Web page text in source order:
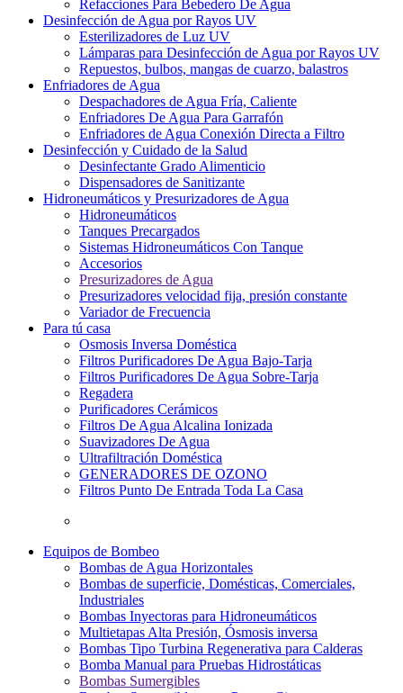
Refacciones Para Bebedero De Agua
Desinfección de Agua por Rayos UV
Esterilizadores de Luz UV
Lámparas para Desinfección de Agua por Rayos UV
Repuestos, bulbos, mangas de cuarzo, balastros
Enfriadores de Agua
Despachadores de Agua Fría, Caliente
Enfriadores De Agua Para Garrafón
Enfriadores de Agua Conexión Directa a Filtro
Desinfección y Cuidado de la Salud
Desinfectante Grado Alimenticio
Dispensadores de Sanitizante
Hidroneumáticos y Presurizadores de Agua
Hidroneumáticos
Tanques Precargados
Sistemas Hidroneumáticos Con Tanque
Accesorios
Presurizadores de Agua
Presurizadores velocidad fija, presión constante
Variador de Frecuencia
Para tú casa
Osmosis Inversa Doméstica
Filtros Purificadores De Agua Bajo-Tarja
Filtros Purificadores De Agua Sobre-Tarja
Regadera
Purificadores Cerámicos
Filtros De Agua Alcalina Ionizada
Suavizadores De Agua
Ultrafiltración Doméstica
GENERADORES DE OZONO
Filtros Punto De Entrada Toda La Casa
Equipos de Bombeo
Bombas de Agua Horizontales
Bombas de superficie, Domésticas, Comerciales,
Industriales
Bombas Inyectoras para Hidroneumáticos
Multietapas Alta Presión, Ósmosis inversa
Bombas Tipo Turbina Regenerativa para Calderas
Bomba Manual para Pruebas Hidrostáticas
Bombas Sumergibles